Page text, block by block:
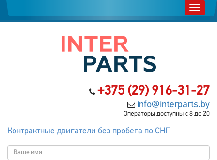
+375 (29) 916-31-27
info@interparts.by
Операторы доступны с 8 до 20
Контрактные двигатели без пробега по СНГ